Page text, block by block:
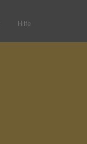
Hilfe